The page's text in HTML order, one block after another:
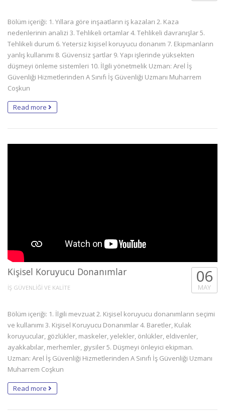
Bölüm içeriği: 1. Yıllara göre inşaatların iş kazaları 2. Kaza
nedenlerinin analizi 3. Tehlikeli ortamlar 4. Tehlikeli davranışlar 5.
Tehlikeli durum 6. Yetersiz kişisel koruyucu donanım 7. Ekipmanların
yanlış kullanımı 8. Güvensiz şartlar 9. Yapı işlerinde yüksekten
düşmeyi önleme sistemleri 10. İlgili yönetmelik Uzman: Arel İş
Güvenliği Hizmetlerinden A Sınıfı İş Güvenliği Uzmanı Muharrem
Coşkun
Read more
Kişisel Koruyucu Donanımlar
İŞ GÜVENLİĞİ VE KALİTE
06
MAY
Bölüm içeriği: 1. İlgili mevzuat 2. Kişisel koruyucu donanımların seçimi
ve kullanımı 3. Kişisel Koruyucu Donanımlar 4. Baretler, Kulak
koruyucular, gözlükler, maskeler, yelekler, önlükler, eldivenler,
ayakkabılar, merhemler, giysiler 5. Düşmeyi önleyici ekipman.
Uzman: Arel İş Güvenliği Hizmetlerinden A Sınıfı İş Güvenliği Uzmanı
Muharrem Coşkun
Read more